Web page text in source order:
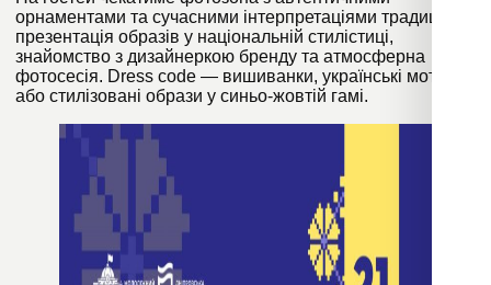
орнаментами та сучасними інтерпретаціями традицій,
презентація образів у національній стилістиці,
знайомство з дизайнеркою бренду та атмосферна
фотосесія. Dress code — вишиванки, українські мотиви
або стилізовані образи у синьо-жовтій гамі.